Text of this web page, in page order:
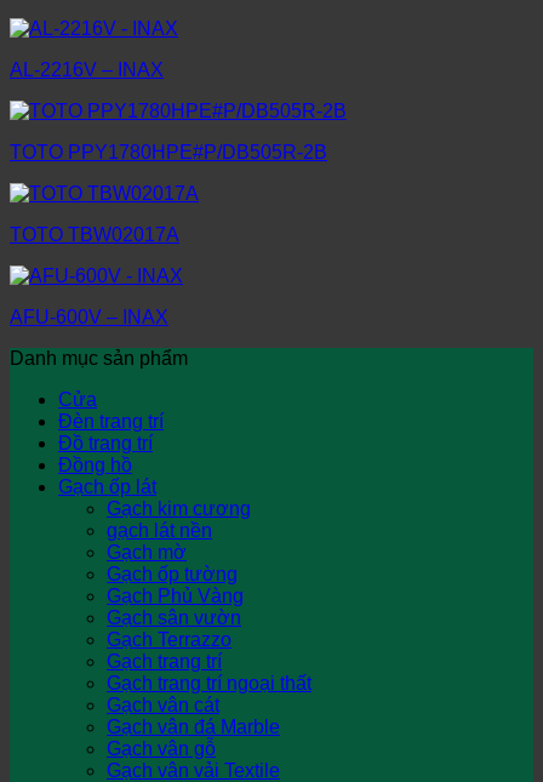
AL-2216V – INAX
TOTO PPY1780HPE#P/DB505R-2B
TOTO TBW02017A
AFU-600V – INAX
Danh mục sản phẩm
Cửa
Đèn trang trí
Đồ trang trí
Đồng hồ
Gạch ốp lát
Gạch kim cương
gạch lát nền
Gạch mờ
Gạch ốp tường
Gạch Phủ Vàng
Gạch sân vườn
Gạch Terrazzo
Gạch trang trí
Gạch trang trí ngoại thất
Gạch vân cát
Gạch vân đá Marble
Gạch vân gỗ
Gạch vân vải Textile